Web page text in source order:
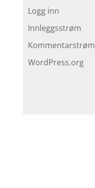
Logg inn
Innleggsstrøm
Kommentarstrøm
WordPress.org